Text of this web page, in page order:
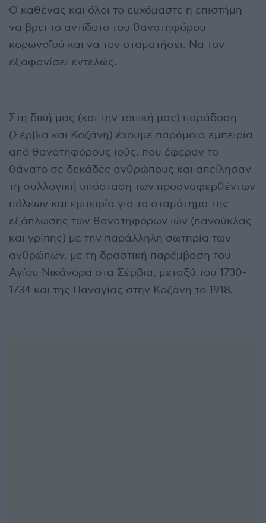
Ο καθένας και όλοι το ευχόμαστε η επιστήμη
να βρει το αντίδοτο του θανατηφόρου
κορωνοϊού και να τον σταματήσει. Να τον
εξαφανίσει εντελώς.
Στη δική μας (και την τοπική μας) παράδοση
(Σέρβια και Κοζάνη) έχουμε παρόμοια εμπειρία
από θανατηφόρους ιούς, που έφεραν το
θάνατο σε δεκάδες ανθρώπους και απείλησαν
τη συλλογική υπόσταση των προαναφερθέντων
πόλεων και εμπειρία για το σταμάτημα της
εξάπλωσης των θανατηφόρων ιών (πανούκλας
και γρίπης) με την παράλληλη σωτηρία των
ανθρώπων, με τη δραστική παρέμβαση του
Αγίου Νικάνορα στα Σέρβια, μεταξύ του 1730-
1734 και της Παναγίας στην Κοζάνη το 1918.